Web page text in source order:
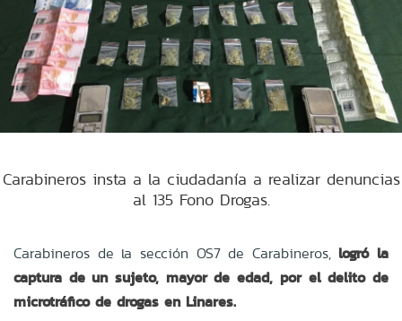
Carabineros insta a la ciudadanía a realizar denuncias
al 135 Fono Drogas.
Carabineros de la sección OS7 de Carabineros,logró la
captura de un sujeto, mayor de edad, por el delito de
microtráfico de drogas en Linares.